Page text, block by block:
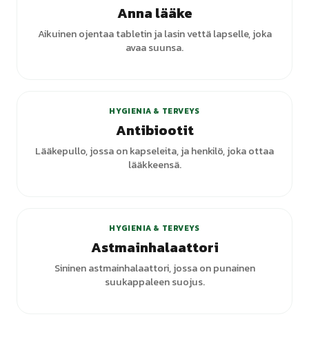
Anna lääke
Aikuinen ojentaa tabletin ja lasin vettä lapselle, joka
avaa suunsa.
HYGIENIA & TERVEYS
Antibiootit
Lääkepullo, jossa on kapseleita, ja henkilö, joka ottaa
lääkkeensä.
HYGIENIA & TERVEYS
Astmainhalaattori
Sininen astmainhalaattori, jossa on punainen
suukappaleen suojus.